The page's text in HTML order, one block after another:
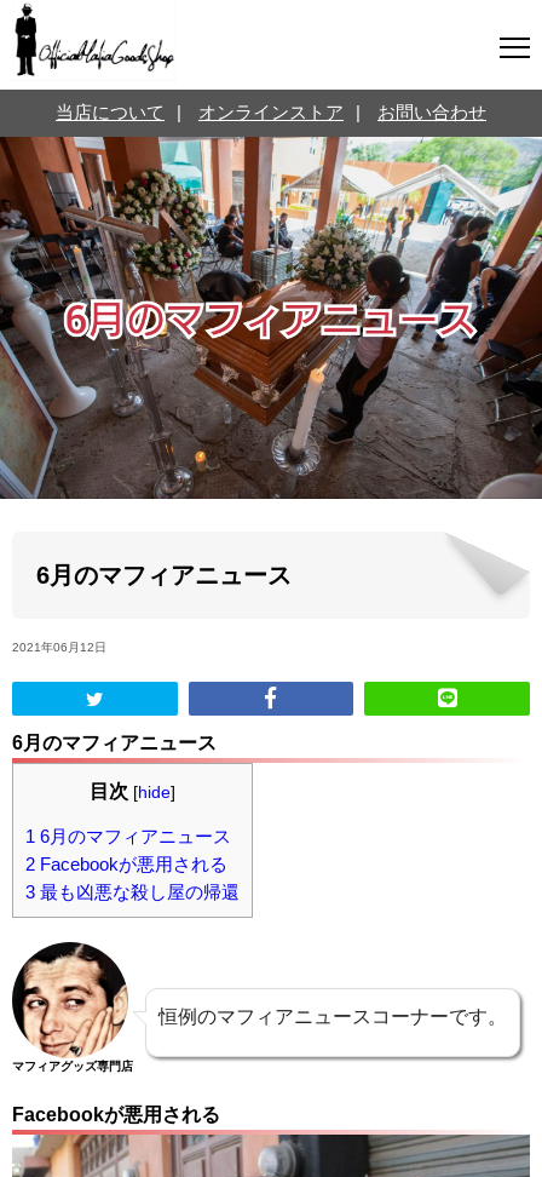
Twitterはこちら @jpmeyerlanskytm
カテゴリ
お知らせ マフィアの小話
三分で学ぶマフィア暗黒史 名言・悩み相談
映画・ドラマ紹介 映画雑学
お問い合わせ
当店について オンラインストア お問い合わせ
6月のマフィアニュース
2021年06月12日
6月のマフィアニュース
目次 [hide]
1 6月のマフィアニュース
2 Facebookが悪用される
3 最も凶悪な殺し屋の帰還
マフィアグッズ専門店
恒例のマフィアニュースコーナーです。
Facebookが悪用される
オンラインストア
お問い合わせ
言葉のお医者さん